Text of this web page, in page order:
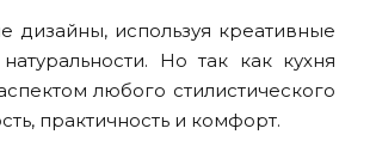
дизайны, используя креативные
Но так как кухня
любого стилистического
практичность и комфорт.